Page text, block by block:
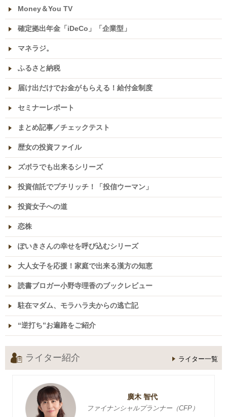
Money＆You TV
確定拠出年金「iDeCo」「企業型」
マネラジ。
ふるさと納税
届け出だけでお金がもらえる！給付金制度
セミナーレポート
まとめ記事／チェックテスト
歴女の投資ファイル
ズボラでも出来るシリーズ
投資信託でプチリッチ！「投信ウーマン」
投資女子への道
恋株
ぽいきさんの幸せを呼び込むシリーズ
大人女子を応援！家庭で出来る漢方の知恵
読書ブロガー小野寺理香のブックレビュー
駐在マダム、モラハラ夫からの逃亡記
“逆打ち”お遍路をご紹介
ライター紹介 ライター一覧
廣木 智代
ファイナンシャルプランナー（CFP）